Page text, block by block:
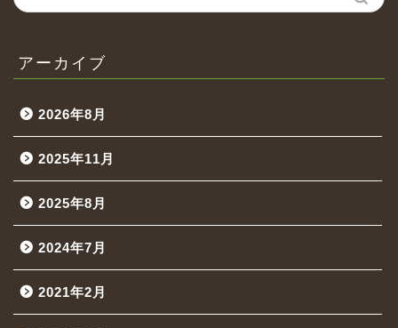
アーカイブ
2026年8月
2025年11月
2025年8月
2024年7月
2021年2月